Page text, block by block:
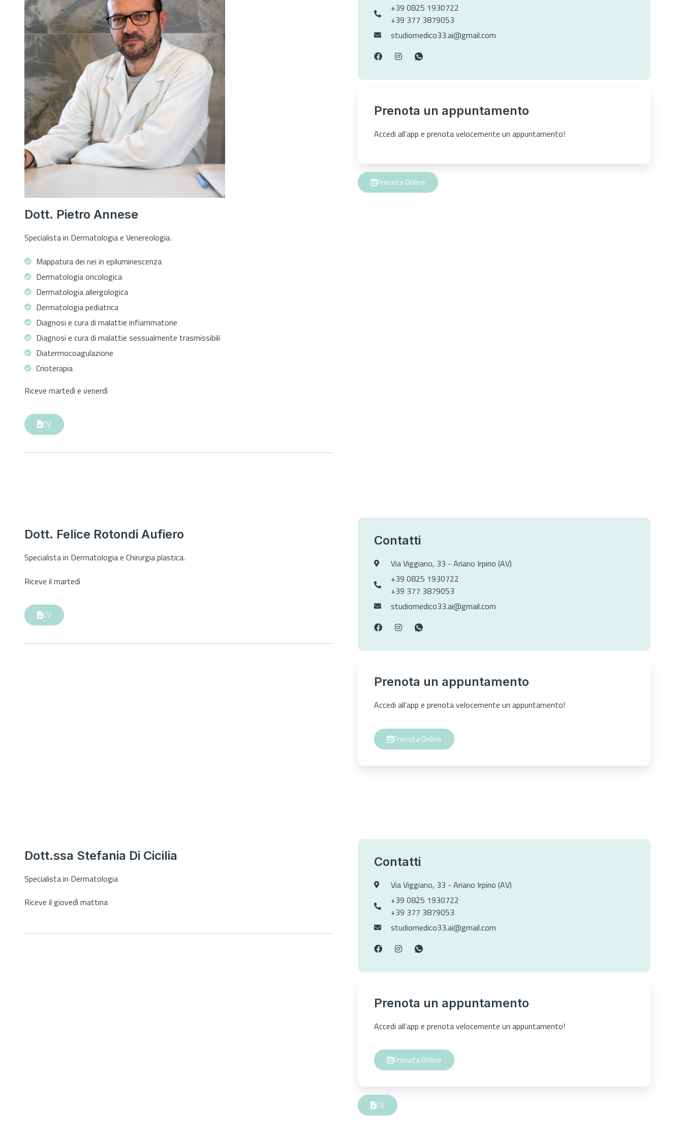
Dott. Pietro Annese
Specialista in Dermatologia e Venereologia.
Mappatura dei nei in epiluminescenza
Dermatologia oncologica
Dermatologia allergologica
Dermatologia pediatrica
Diagnosi e cura di malattie infiammatorie
Diagnosi e cura di malattie sessualmente trasmissibili
Diatermocoagulazione
Crioterapia
Riceve martedì e venerdì
CV
+39 0825 1930722
+39 377 3879053
studiomedico33.ai@gmail.com
Prenota un appuntamento
Accedi all’app e prenota velocemente un appuntamento!
Prenota Online
Dott. Felice Rotondi Aufiero
Specialista in Dermatologia e Chirurgia plastica.
Riceve il martedì
CV
Contatti
Via Viggiano, 33 - Ariano Irpino (AV)
+39 0825 1930722
+39 377 3879053
studiomedico33.ai@gmail.com
Prenota un appuntamento
Accedi all’app e prenota velocemente un appuntamento!
Prenota Online
Dott.ssa Stefania Di Cicilia
Specialista in Dermatologia
Riceve il giovedì mattina
Contatti
Via Viggiano, 33 - Ariano Irpino (AV)
+39 0825 1930722
+39 377 3879053
studiomedico33.ai@gmail.com
Prenota un appuntamento
Accedi all’app e prenota velocemente un appuntamento!
Prenota Online
CV